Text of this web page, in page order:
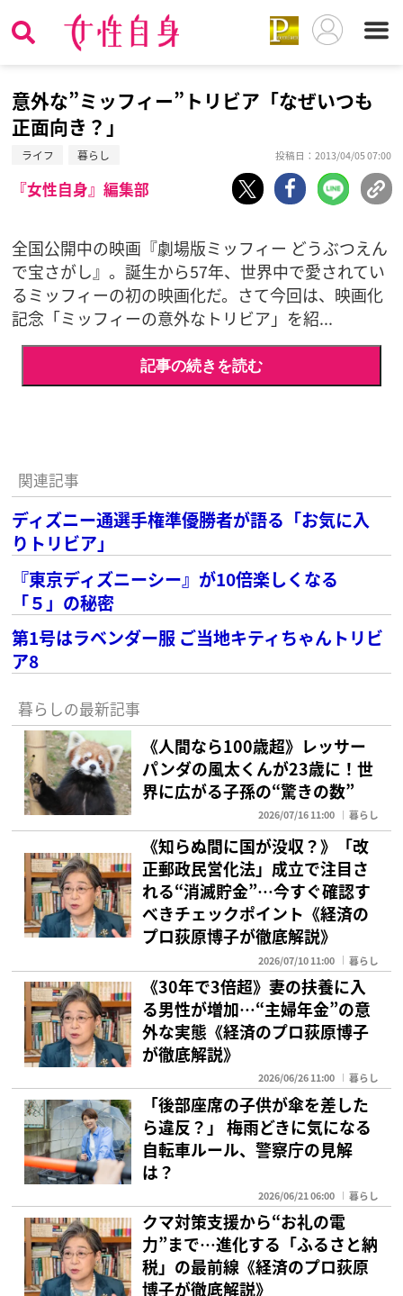
意外な”ミッフィー”トリビア「なぜいつも
正面向き？」
ライフ 暮らし 投稿日：2013/04/05 07:00
『女性自身』編集部
全国公開中の映画『劇場版ミッフィー どうぶつえん
で宝さがし』。誕生から57年、世界中で愛されてい
るミッフィーの初の映画化だ。さて今回は、映画化
記念「ミッフィーの意外なトリビア」を紹...
記事の続きを読む
関連記事
ディズニー通選手権準優勝者が語る「お気に入
りトリビア」
『東京ディズニーシー』が10倍楽しくなる
「５」の秘密
第1号はラベンダー服 ご当地キティちゃんトリビ
ア8
暮らしの最新記事
《人間なら100歳超》レッサー
パンダの風太くんが23歳に！世
界に広がる子孫の“驚きの数”
2026/07/16 11:00 暮らし
《知らぬ間に国が没収？》「改
正郵政民営化法」成立で注目さ
れる“消滅貯金”…今すぐ確認す
べきチェックポイント《経済の
プロ荻原博子が徹底解説》
2026/07/10 11:00 暮らし
《30年で3倍超》妻の扶養に入
る男性が増加…“主婦年金”の意
外な実態《経済のプロ荻原博子
が徹底解説》
2026/06/26 11:00 暮らし
「後部座席の子供が傘を差した
ら違反？」 梅雨どきに気になる
自転車ルール、警察庁の見解
は？
2026/06/21 06:00 暮らし
クマ対策支援から“お礼の電
力”まで…進化する「ふるさと納
税」の最前線《経済のプロ荻原
博子が徹底解説》